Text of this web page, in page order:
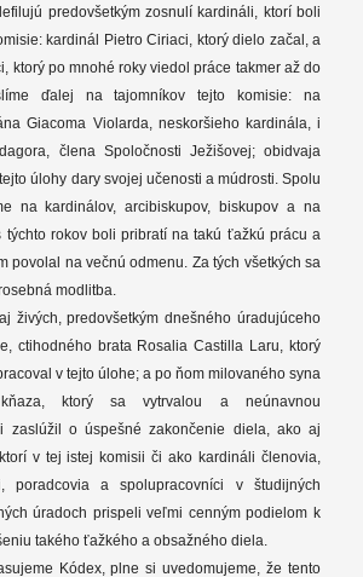
predovšetkým zosnulí kardináli, ktorí boli
kardinál Pietro Ciriaci, ktorý dielo začal, a
ktorý po mnohé roky viedol práce takmer až do
ďalej na tajomníkov tejto komisie: na
Giacoma Violarda, neskoršieho kardinála, i
člena Spoločnosti Ježišovej; obidvaja
úlohy dary svojej učenosti a múdrosti. Spolu
na kardinálov, arcibiskupov, biskupov a na
týchto rokov boli pribratí na takú ťažkú prácu a
povolal na večnú odmenu. Za tých všetkých sa
modlitba.
živých, predovšetkým dnešného úradujúceho
ctihodného brata Rosalia Castilla Laru, ktorý
v tejto úlohe; a po ňom milovaného syna
ktorý sa vytrvalou a neúnavnou
zaslúžil o úspešné zakončenie diela, ako aj
v tej istej komisii či ako kardináli členovia,
poradcovia a spolupracovníci v študijných
úradoch prispeli veľmi cenným podielom k
takého ťažkého a obsažného diela.
Kódex, plne si uvedomujeme, že tento